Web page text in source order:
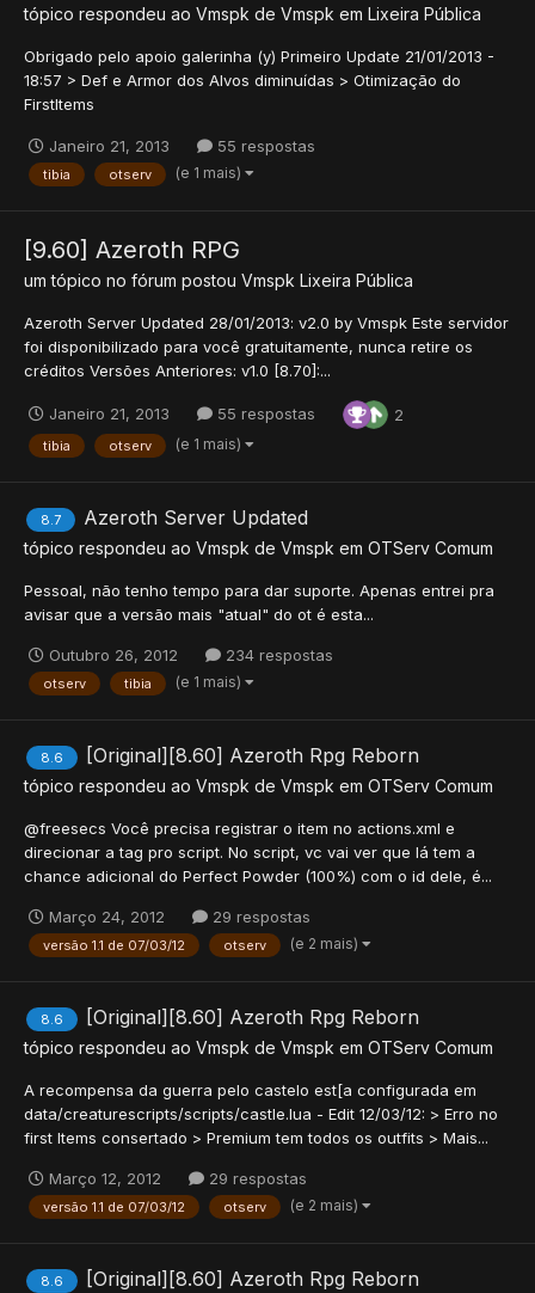
tópico respondeu ao Vmspk de Vmspk em Lixeira Pública
Obrigado pelo apoio galerinha (y) Primeiro Update 21/01/2013 -
18:57 > Def e Armor dos Alvos diminuídas > Otimização do
FirstItems
Janeiro 21, 2013 55 respostas
tibia otserv (e 1 mais)
[9.60] Azeroth RPG
um tópico no fórum postou Vmspk Lixeira Pública
Azeroth Server Updated 28/01/2013: v2.0 by Vmspk Este servidor
foi disponibilizado para você gratuitamente, nunca retire os
créditos Versões Anteriores: v1.0 [8.70]:...
Janeiro 21, 2013 55 respostas 2
tibia otserv (e 1 mais)
8.7 Azeroth Server Updated
tópico respondeu ao Vmspk de Vmspk em OTServ Comum
Pessoal, não tenho tempo para dar suporte. Apenas entrei pra
avisar que a versão mais "atual" do ot é esta...
Outubro 26, 2012 234 respostas
otserv tibia (e 1 mais)
8.6 [Original][8.60] Azeroth Rpg Reborn
tópico respondeu ao Vmspk de Vmspk em OTServ Comum
@freesecs Você precisa registrar o item no actions.xml e
direcionar a tag pro script. No script, vc vai ver que lá tem a
chance adicional do Perfect Powder (100%) com o id dele, é...
Março 24, 2012 29 respostas
versão 1.1 de 07/03/12 otserv (e 2 mais)
8.6 [Original][8.60] Azeroth Rpg Reborn
tópico respondeu ao Vmspk de Vmspk em OTServ Comum
A recompensa da guerra pelo castelo est[a configurada em
data/creaturescripts/scripts/castle.lua - Edit 12/03/12: > Erro no
first Items consertado > Premium tem todos os outfits > Mais...
Março 12, 2012 29 respostas
versão 1.1 de 07/03/12 otserv (e 2 mais)
8.6 [Original][8.60] Azeroth Rpg Reborn